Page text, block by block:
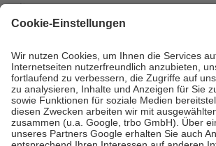
mit.
Grundsätzlich leisten Mitglieder Zuzahlungen in
höchstens zehn Euro.
Es sind jedoch nie mehr
Kosten der Leistung zu entrichten.
Diese Regeln gelten grundsätzlich auch für
Bei Heilmitteln und häuslicher Krankenpflege
Zuzahlung zehn Prozent der Kosten sowie
Verordnung.
Um das Engagement der Versicherten für ihre